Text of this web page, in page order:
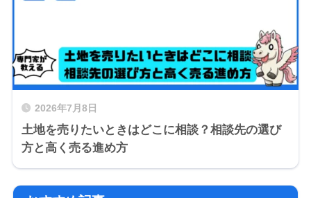
2026年7月8日
土地を売りたいときはどこに相談？相談先の選び
方と高く売る進め方